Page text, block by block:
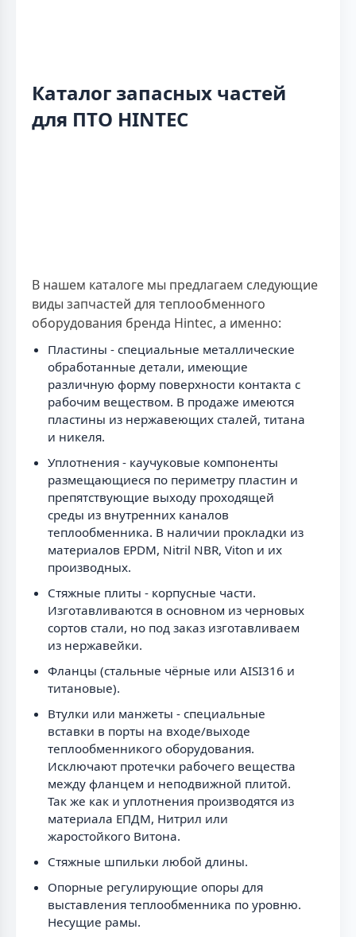
Каталог запасных частей
для ПТО HINTEC
В нашем каталоге мы предлагаем следующие
виды запчастей для теплообменного
оборудования бренда Hintec, а именно:
Пластины - специальные металлические
обработанные детали, имеющие
различную форму поверхности контакта с
рабочим веществом. В продаже имеются
пластины из нержавеющих сталей, титана
и никеля.
Уплотнения - каучуковые компоненты
размещающиеся по периметру пластин и
препятствующие выходу проходящей
среды из внутренних каналов
теплообменника. В наличии прокладки из
материалов EPDM, Nitril NBR, Viton и их
производных.
Стяжные плиты - корпусные части.
Изготавливаются в основном из черновых
сортов стали, но под заказ изготавливаем
из нержавейки.
Фланцы (стальные чёрные или AISI316 и
титановые).
Втулки или манжеты - специальные
вставки в порты на входе/выходе
теплообменникого оборудования.
Исключают протечки рабочего вещества
между фланцем и неподвижной плитой.
Так же как и уплотнения производятся из
материала ЕПДМ, Нитрил или
жаростойкого Витона.
Стяжные шпильки любой длины.
Опорные регулирующие опоры для
выставления теплообменника по уровню.
Несущие рамы.